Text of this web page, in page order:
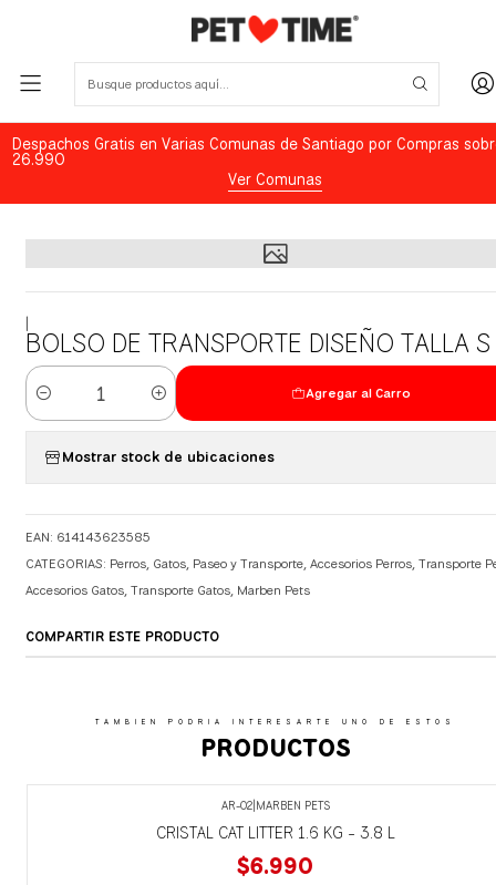
Despachos Gratis en Varias Comunas de Santiago por Compras
26.990
Ver Comunas
BOLSO DE TRANSPORTE DISEÑO TALLA S
Cantidad
Agregar al Carro
Mostrar stock de ubicaciones
EAN: 614143623585
CATEGORIAS: Perros, Gatos, Paseo y Transporte,Accesorios Perros,Transporte
Accesorios Gatos,Transporte Gatos, Marben Pets
COMPARTIR ESTE PRODUCTO
TAMBIEN PODRIA INTERESARTE UNO DE ESTOS
PRODUCTOS
AR-02| MARBEN PETS
CRISTAL CAT LITTER 1.6 KG - 3.8 L
$6.990